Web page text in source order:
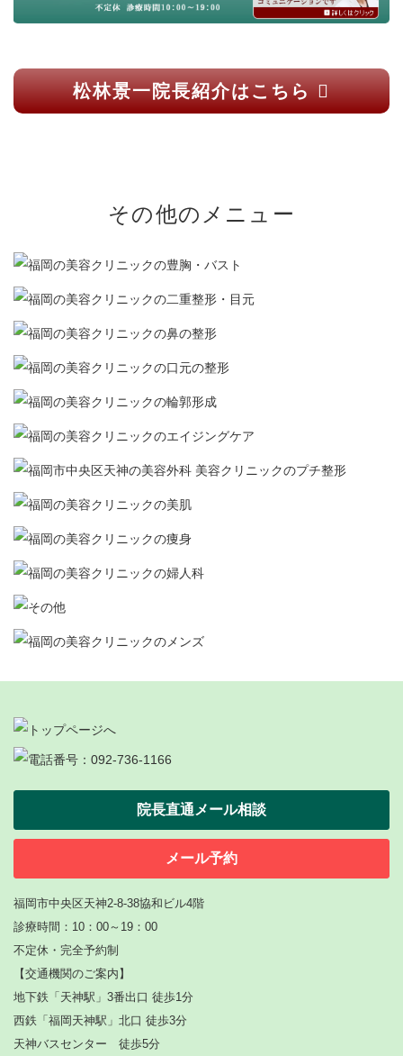
松林景一院長紹介はこちら
その他のメニュー
院長直通メール相談
メール予約
福岡市中央区天神2-8-38協和ビル4階
診療時間：10：00～19：00
不定休・完全予約制
【交通機関のご案内】
地下鉄「天神駅」3番出口 徒歩1分
西鉄「福岡天神駅」北口 徒歩3分
天神バスセンター 徒歩5分